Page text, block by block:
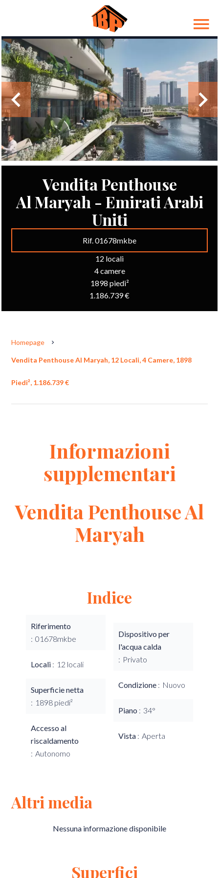
Vendita Penthouse
Al Maryah - Emirati Arabi
Uniti
Rif. 01678mkbe
12 locali
4 camere
1898 piedi²
1.186.739 €
Homepage
Vendita Penthouse Al Maryah, 12 Locali, 4 Camere, 1898
Piedi², 1.186.739 €
Informazioni
supplementari
Vendita Penthouse Al
Maryah
Indice
Riferimento
01678mkbe
Locali 12 locali
Superficie netta
1898 piedi²
Accesso al
riscaldamento
Autonomo
Dispositivo per
l'acqua calda
Privato
Condizione Nuovo
Piano 34°
Vista Aperta
Altri media
Nessuna informazione disponibile
Superfici